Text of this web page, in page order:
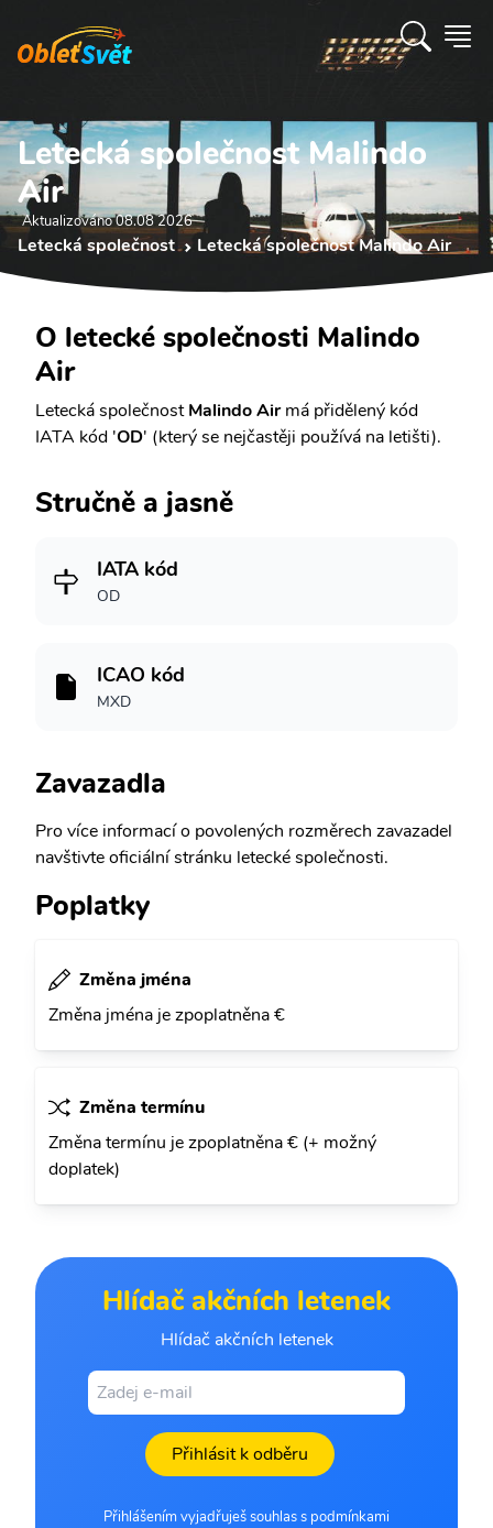
Letecká společnost Malindo
Air
Aktualizováno 08.08 2026
Letecká společnost Letecká společnost Malindo Air
O letecké společnosti Malindo
Air
Letecká společnostMalindo Airmá přidělený kód
IATA kód 'OD' (který se nejčastěji používá na letišti).
Stručně a jasně
IATA kód
OD
ICAO kód
MXD
Zavazadla
Pro více informací o povolených rozměrech zavazadel
navštivte oficiální stránku letecké společnosti.
Poplatky
Změna jména
Změna jména je zpoplatněna €
Změna termínu
Změna termínu je zpoplatněna € (+ možný
doplatek)
Hlídač akčních letenek
Hlídač akčních letenek
Přihlásit k odběru
Přihlášením vyjadřuješ souhlas s podmínkami